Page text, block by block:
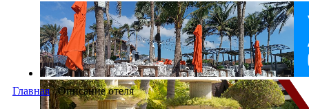
Главная /Описание отеля